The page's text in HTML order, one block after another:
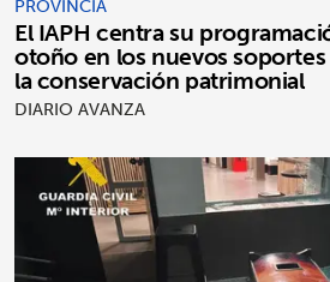
PROVINCIA
El IAPH centra su
otoño en los nuevos
la conservación patrimonial
DIARIO AVANZA